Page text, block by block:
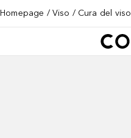
Homepage Viso Cura del viso